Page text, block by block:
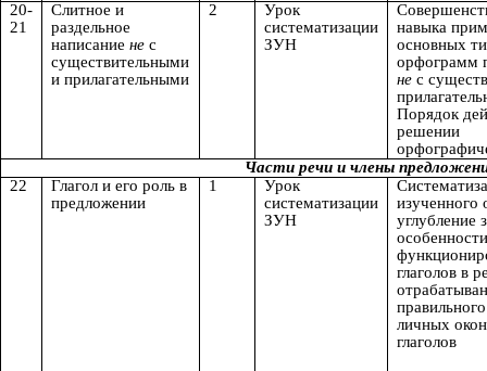
20-
21
Слитное и
раздельное
написание не с
существительными
и прилагательными
2
Урок
систематизации
ЗУН
навыка
основных
орфограмм
не с
Порядок
решении
Части речи и члены предложения
22
Глагол и его роль в
предложении
1
Урок
систематизации
ЗУН
изученного
углубление
особенности
глаголов в
личных
глаголов